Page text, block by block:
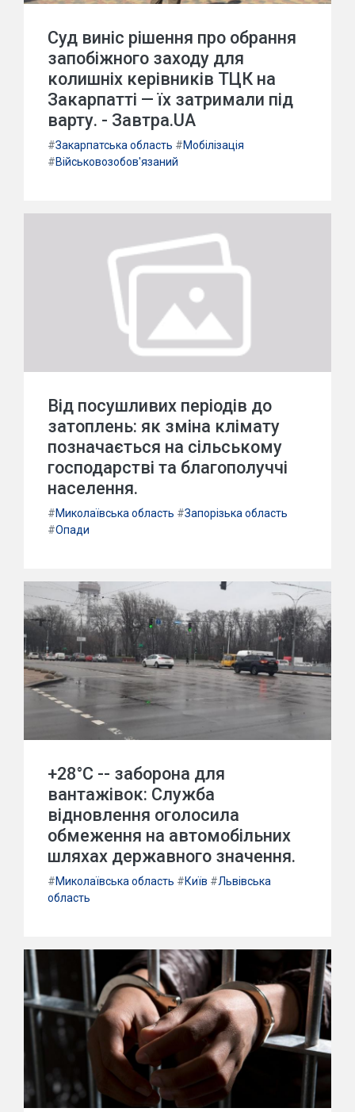
Суд виніс рішення про обрання
запобіжного заходу для
колишніх керівників ТЦК на
Закарпатті — їх затримали під
варту. - Завтра.UA
#Закарпатська область #Мобілізація
#Військовозобов'язаний
Від посушливих періодів до
затоплень: як зміна клімату
позначається на сільському
господарстві та благополуччі
населення.
#Миколаївська область #Запорізька область
#Опади
+28°C -- заборона для
вантажівок: Служба
відновлення оголосила
обмеження на автомобільних
шляхах державного значення.
#Миколаївська область #Київ #Львівська
область